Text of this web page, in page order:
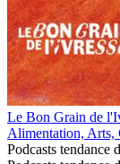
Le Bon Grain de
Alimentation, Arts,
Podcasts tendance